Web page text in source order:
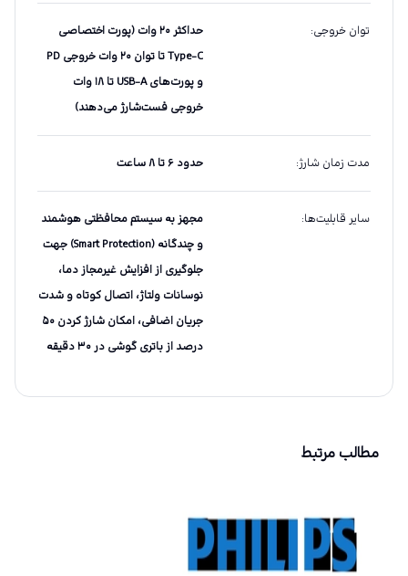
توان خروجی:
حداکثر ۲۰ وات (پورت اختصاصی
Type-C تا توان ۲۰ وات خروجی PD
و پورت‌های USB-A تا ۱۸ وات
خروجی فست‌شارژ می‌دهند)
مدت زمان شارژ: حدود ۶ تا ۸ ساعت
سایر قابلیت‌ها:
مجهز به سیستم محافظتی هوشمند
و چندگانه (Smart Protection) جهت
جلوگیری از افزایش غیرمجاز دما،
نوسانات ولتاژ، اتصال کوتاه و شدت
جریان اضافی، امکان شارژ کردن ۵۰
درصد از باتری گوشی در ۳۰ دقیقه
مطالب مرتبط